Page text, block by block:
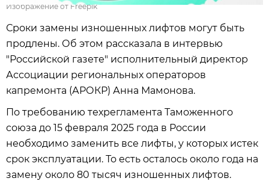
Изображение от Freepik
Сроки замены изношенных лифтов могут быть
продлены. Об этом рассказала в интервью
"Российской газете" исполнительный директор
Ассоциации региональных операторов
капремонта (АРОКР) Анна Мамонова.
По требованию техрегламента Таможенного
союза до 15 февраля 2025 года в России
необходимо заменить все лифты, у которых истек
срок эксплуатации. То есть осталось около года на
замену около 80 тысяч изношенных лифтов.